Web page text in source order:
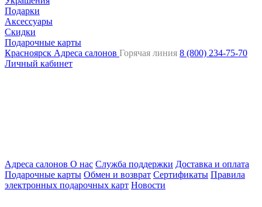
Подарки
Аксессуары
Скидки
Подарочные карты
Красноярск Адреса салонов Горячая линия 8 (800) 234-75-70
Личный кабинет
Адреса салонов О нас Служба поддержки Доставка и оплата
Подарочные карты Обмен и возврат Сертификаты Правила
электронных подарочных карт Новости